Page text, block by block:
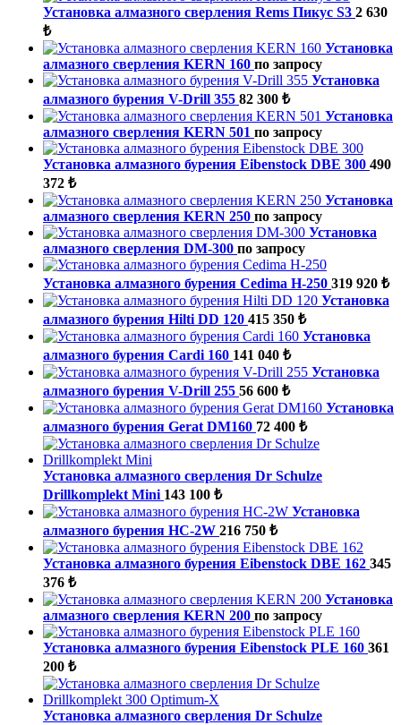
Установка алмазного сверления Rems Пикус S3 2 630
₺
Установка
алмазного сверления KERN 160 по запросу
Установка
алмазного бурения V-Drill 355 82 300 ₺
Установка
алмазного сверления KERN 501 по запросу
Установка алмазного бурения Eibenstock DBE 300 490
372 ₺
Установка
алмазного сверления KERN 250 по запросу
Установка
алмазного сверления DM-300 по запросу
Установка алмазного бурения Cedima H-250 319 920 ₺
Установка
алмазного бурения Hilti DD 120 415 350 ₺
Установка
алмазного бурения Cardi 160 141 040 ₺
Установка
алмазного бурения V-Drill 255 56 600 ₺
Установка
алмазного бурения Gerat DM160 72 400 ₺
Установка алмазного сверления Dr Schulze
Drillkomplekt Mini 143 100 ₺
Установка
алмазного бурения HC-2W 216 750 ₺
Установка алмазного бурения Eibenstock DBE 162 345
376 ₺
Установка
алмазного сверления KERN 200 по запросу
Установка алмазного бурения Eibenstock PLE 160 361
200 ₺
Установка алмазного сверления Dr Schulze